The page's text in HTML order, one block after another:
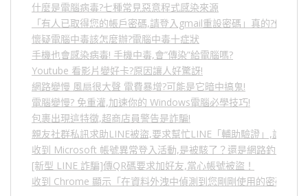
什麼是電腦病毒?七種常見惡意程式感染來源
「有人已取得您的帳戶密碼,請登入gmail重設密碼」真的?假的?5
懷疑電腦中毒該怎麼辦?電腦中毒十症狀
手機也會感染病毒! 手機中毒,會”傳染”給電腦嗎?
Youtube 看影片變好卡?原因讓人好驚訝!
網路變慢 風扇很大聲 電費暴增?可能是它暗中搞鬼!
電腦變慢? 免重灌,加速你的 Windows電腦必學技巧!
包裹出現這特徵,超商店員警告是詐騙!
親友社群私訊求助LINE被盜,要求幫忙LINE「輔助驗證」,詐騙
收到 Microsoft 帳號異常登入活動,是被駭了？還是網路釣魚？
[新型 LINE 詐騙]傳QR碼要求加好友,當心帳號被盜！
收到 Chrome 顯示「在資料外洩中偵測到您剛剛使用的密碼」